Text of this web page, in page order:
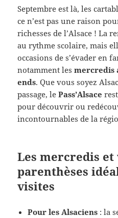
Septembre est là, les
ce n’est pas une raison
richesses de l’Alsace ! La
au rythme scolaire, mais
occasions de s’évader en
notamment lesmercredis
ends. Que vous soyez
passage, lePass’Alsace
pour découvrir ou
incontournables de la
Les mercredis et
parenthèses
visites
Pour les Alsaciens : la